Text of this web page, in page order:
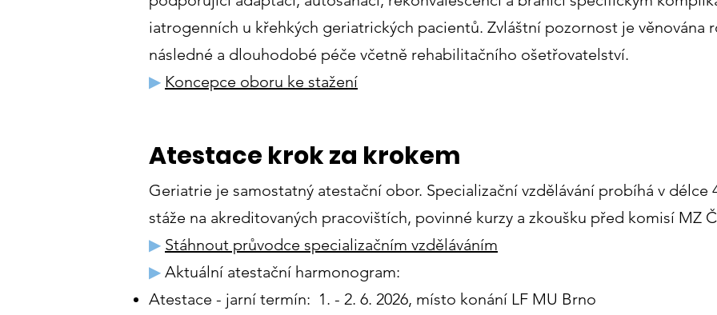
iatrogenních u křehkých geriatrických pacientů. Zvláštní pozornost je věnována
následné a dlouhodobé péče včetně rehabilitačního ošetřovatelství.
▶ Koncepce oboru ke stažení
Atestace krok za krokem
Geriatrie je samostatný atestační obor. Specializační vzdělávání probíhá v délce
stáže na akreditovaných pracovištích, povinné kurzy a zkoušku před komisí MZ
▶ Stáhnout průvodce specializačním vzděláváním
▶ Aktuální atestační harmonogram:
Atestace - jarní termín: 1. - 2. 6. 2026, místo konání LF MU Brno